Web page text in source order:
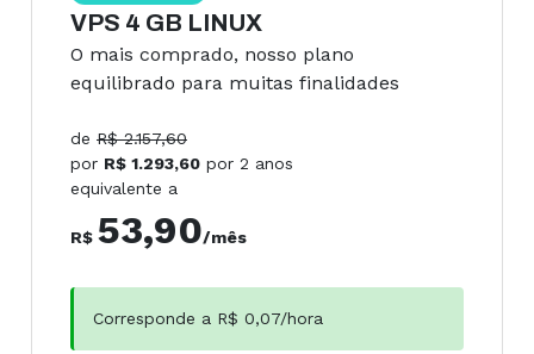
VPS 4 GB LINUX
O mais comprado, nosso plano
equilibrado para muitas finalidades
de R$ 2.157,60
por R$ 1.293,60 por 2 anos
equivalente a
R$ 53,90/mês
Corresponde a R$ 0,07/hora